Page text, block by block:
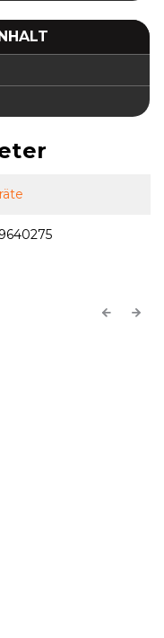
Previous
Next